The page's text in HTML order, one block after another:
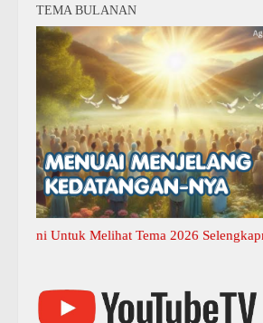
TEMA BULANAN
Melihat Tema 2026 Selengkapnya